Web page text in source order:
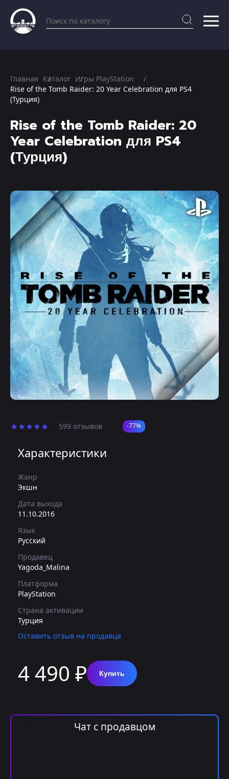
Главная Каталог Игры PlayStation
Rise of the Tomb Raider: 20 Year Celebration для PS4
(Турция)
Rise of the Tomb Raider: 20
Year Celebration для PS4
(Турция)
599 отзывов -77%
Характеристики
Жанр
Экшн
Дата выхода
11.10.2016
Язык
Русский
Продавец
Yagoda_Malina
Платформа
PlayStation
Страна активации
Турция
Оставить отзыв на продавца
4 490 ₽ Купить
Чат с продавцом